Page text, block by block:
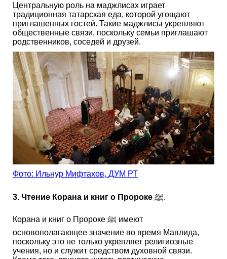
Центральную роль на маджлисах играет
традиционная татарская еда, которой угощают
приглашенных гостей. Такие маджлисы укрепляют
общественные связи, поскольку семьи приглашают
родственников, соседей и друзей.
Фото: Ильнур Мифтахов, ДУМ РТ
3. Чтение Корана и книг о Пророке ﷺ.
Корана и книг о Пророке ﷺ имеют
основополагающее значение во время Мавлида,
поскольку это не только укрепляет религиозные
учения, но и служит средством духовной связи.